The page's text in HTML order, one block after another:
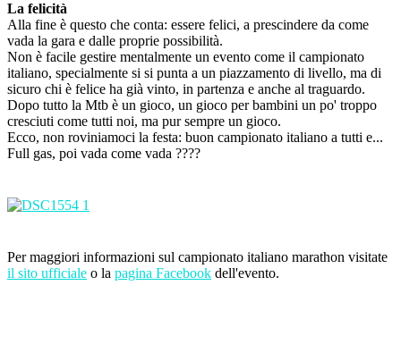
La felicità
Alla fine è questo che conta: essere felici, a prescindere da come
vada la gara e dalle proprie possibilità.
Non è facile gestire mentalmente un evento come il campionato
italiano, specialmente si si punta a un piazzamento di livello, ma di
sicuro chi è felice ha già vinto, in partenza e anche al traguardo.
Dopo tutto la Mtb è un gioco, un gioco per bambini un po' troppo
cresciuti come tutti noi, ma pur sempre un gioco.
Ecco, non roviniamoci la festa: buon campionato italiano a tutti e...
Full gas, poi vada come vada ????
Per maggiori informazioni sul campionato italiano marathon visitate
il sito ufficiale o la pagina Facebook dell'evento.